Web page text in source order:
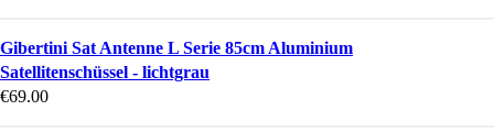
Gibertini Sat Antenne L Serie 85cm Aluminium
Satellitenschüssel - lichtgrau
€69.00